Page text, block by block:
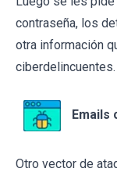
contraseña, los
otra información
ciberdelincuentes.
Emails
Otro vector de